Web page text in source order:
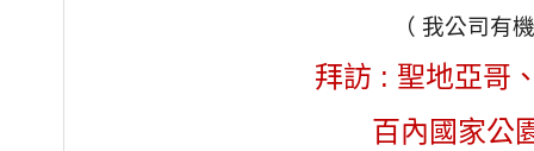
（ 我公司有
拜訪 : 聖地亞哥
百內國家公